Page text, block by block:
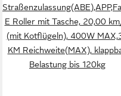
E Roller mit Tasche, 20,00
(mit Kotflügeln), 400W
KM Reichweite(MAX),
Belastung bis 120kg